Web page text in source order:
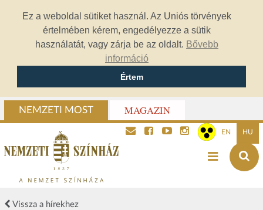
Ez a weboldal sütiket használ. Az Uniós törvények
értelmében kérem, engedélyezze a sütik
használatát, vagy zárja be az oldalt. Bővebb
információ
Értem
NEMZETI MOST MAGAZIN
EN HU
Vissza a hírekhez